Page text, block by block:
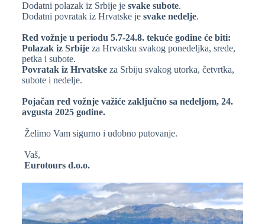
Dodatni polazak iz Srbije je svake subote.
Dodatni povratak iz Hrvatske je svake nedelje.
Red vožnje u periodu 5.7-24.8. tekuće godine će biti:
Polazak iz Srbije za Hrvatsku svakog ponedeljka, srede,
petka i subote.
Povratak iz Hrvatske za Srbiju svakog utorka, četvrtka,
subote i nedelje.
Pojačan red vožnje važiće zaključno sa nedeljom, 24.
avgusta 2025godine.
Želimo Vam sigurno i udobno putovanje.
Vaš,
Eurotours d.o.o.